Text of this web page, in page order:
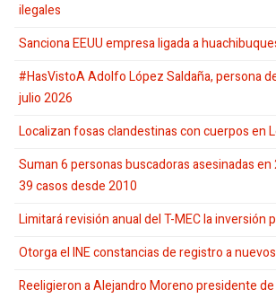
ilegales
Sanciona EEUU empresa ligada a
#HasVistoA Adolfo López Saldaña, persona
julio 2026
Localizan fosas clandestinas con cuerpos en
Suman 6 personas buscadoras asesinadas en
39 casos desde 2010
Limitará revisión anual del T-MEC la inversión
Otorga el INE constancias de registro a
Reeligieron a Alejandro Moreno presidente de